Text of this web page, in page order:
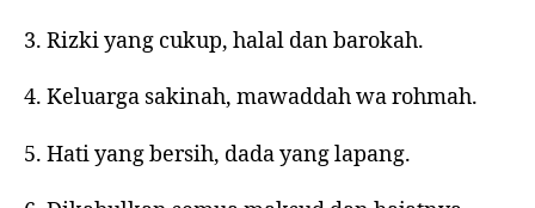
3. Rizki yang cukup, halal dan barokah.
4. Keluarga sakinah, mawaddah wa rohmah.
5. Hati yang bersih, dada yang lapang.